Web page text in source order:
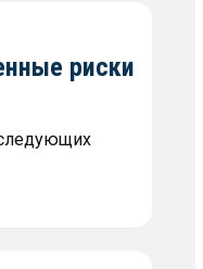
риски
следующих